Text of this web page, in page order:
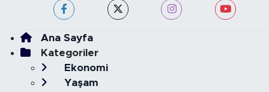
Ana Sayfa
Kategoriler
Ekonomi
Yaşam